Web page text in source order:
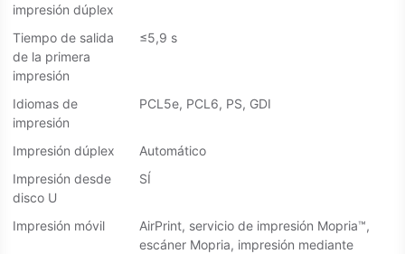
impresión dúplex
Tiempo de salida
de la primera
impresión
≤5,9 s
Idiomas de
impresión
PCL5e, PCL6, PS, GDI
Impresión dúplex
Automático
Impresión desde
disco U
SÍ
Impresión móvil
AirPrint, servicio de impresión Mopria™,
escáner Mopria, impresión mediante